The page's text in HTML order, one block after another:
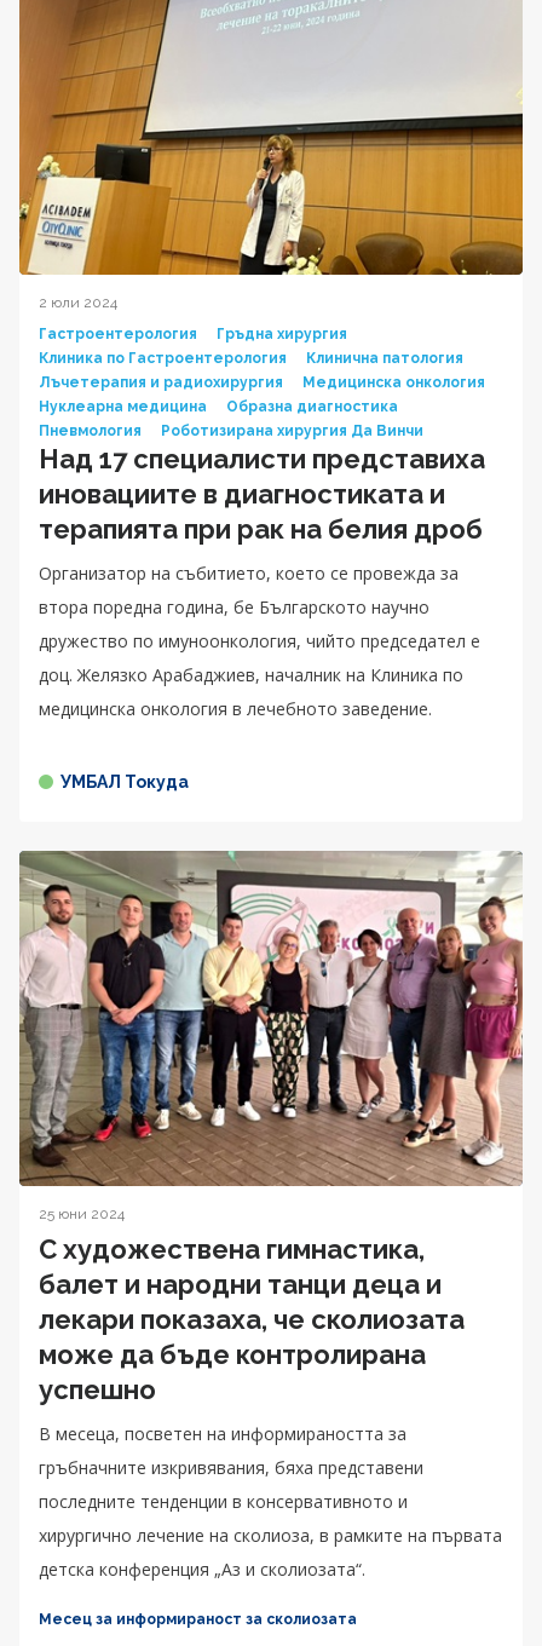
2 юли 2024
Гастроентерология
Гръдна хирургия
Клиника по Гастроентерология
Клинична патология
Лъчетерапия и радиохирургия
Медицинска онкология
Нуклеарна медицина
Образна диагностика
Пневмология
Роботизирана хирургия Да Винчи
Над 17 специалисти представиха
иновациите в диагностиката и
терапията при рак на белия дроб
Организатор на събитието, което се провежда за
втора поредна година, бе Българското научно
дружество по имуноонкология, чийто председател е
доц. Желязко Арабаджиев, началник на Клиника по
медицинска онкология в лечебното заведение.
УМБАЛ Токуда
25 юни 2024
С художествена гимнастика,
балет и народни танци деца и
лекари показаха, че сколиозата
може да бъде контролирана
успешно
В месеца, посветен на информираността за
гръбначните изкривявания, бяха представени
последните тенденции в консервативното и
хирургично лечение на сколиоза, в рамките на първата
детска конференция „Аз и сколиозата“.
Месец за информираност за сколиозата